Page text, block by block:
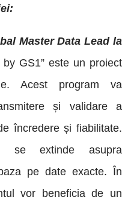
Master Data Lead la
GS1” este un proiect
Acest program va
și validare a
încredere și fiabilitate.
se extinde asupra
pe date exacte. În
vor beneficia de un